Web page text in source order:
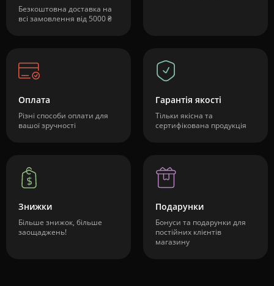
Безкоштовна доставка на
всі замовлення від 5000 ₴
Оплата
Різні способи оплати для
вашої зручності
Гарантія якості
Тільки якісна та
сертифікована продукція
Знижки
Більше знижок, більше
заощаджень!
Подарунки
Бонуси та подарунки для
постійних клієнтів
магазину